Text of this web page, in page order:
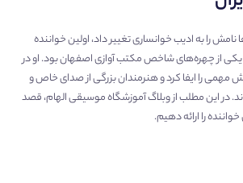
را به ادیب خوانساری تغییر داد، اولین خواننده
و یکی از چهره‌های شاخص مکتب آوازی اصفهان بود. او در
مهمی را ایفا کرد و هنرمندان بزرگی از صدای خاص و
در این مطلب ازوبلاگ آموزشگاه موسیقی الهام، قصد
را ارائه دهیم.